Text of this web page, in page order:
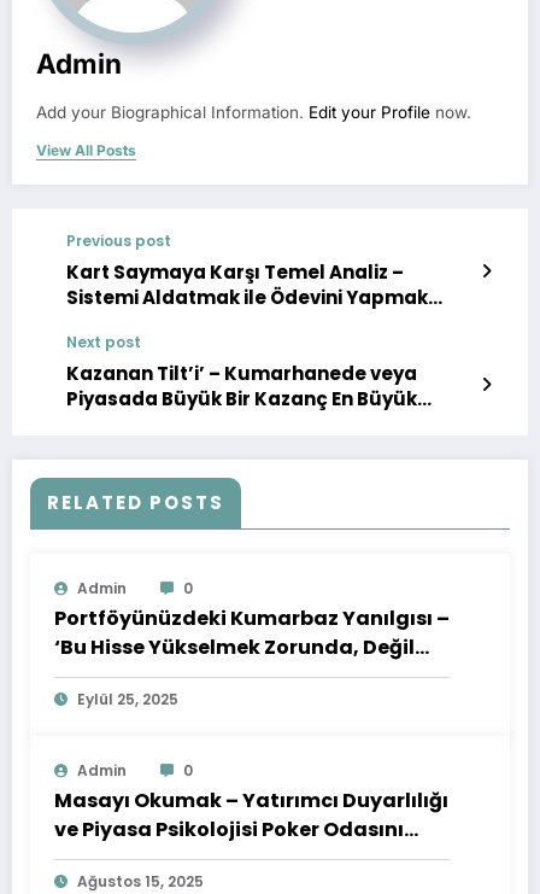
Admin
Add your Biographical Information. Edit your Profile now.
View All Posts
Previous post
Kart Saymaya Karşı Temel Analiz –
Sistemi Aldatmak ile Ödevini Yapmak
Next post
Kazanan Tilt’i’ – Kumarhanede veya
Piyasada Büyük Bir Kazanç En Büyük
RELATED POSTS
Admin 0
Portföyünüzdeki Kumarbaz Yanılgısı –
‘Bu Hisse Yükselmek Zorunda, Değil
mi?’
Eylül 25, 2025
Admin 0
Masayı Okumak – Yatırımcı Duyarlılığı
ve Piyasa Psikolojisi Poker Odasını
Nasıl Yansıtır
Ağustos 15, 2025